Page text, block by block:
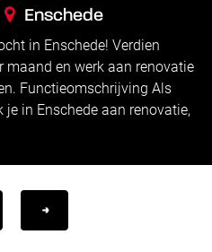
Enschede
in Enschede! Verdien
maand en werk aan renovatie
Functieomschrijving Als
in Enschede aan renovatie,
>